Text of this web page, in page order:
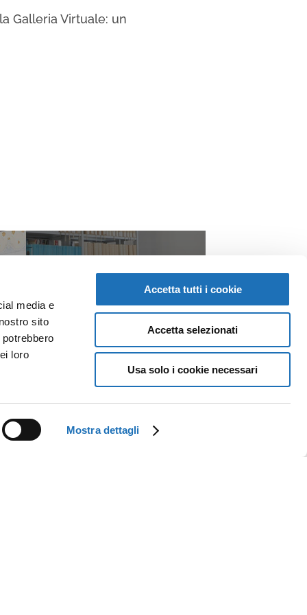
media e
sito
loro
Mostra dettagli
Accetta tutti i cookie
Accetta selezionati
Usa solo i cookie necessari
Galleria Virtuale: un